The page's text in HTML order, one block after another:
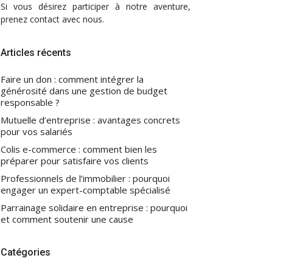
Si vous désirez participer à notre aventure,
prenez contact avec nous.
Articles récents
Faire un don : comment intégrer la
générosité dans une gestion de budget
responsable ?
Mutuelle d’entreprise : avantages concrets
pour vos salariés
Colis e-commerce : comment bien les
préparer pour satisfaire vos clients
Professionnels de l’immobilier : pourquoi
engager un expert-comptable spécialisé
Parrainage solidaire en entreprise : pourquoi
et comment soutenir une cause
Catégories